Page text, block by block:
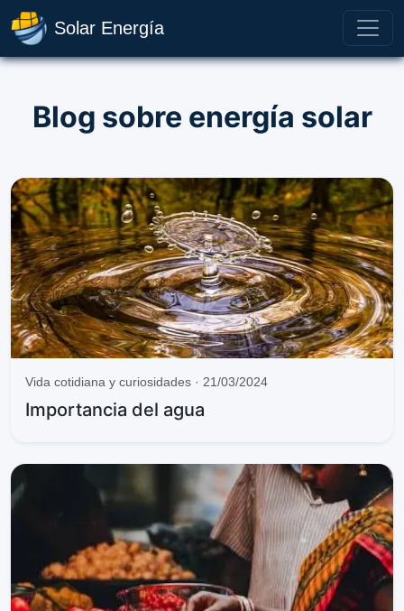
Solar Energía
Blog sobre energía solar
Vida cotidiana y curiosidades · 21/03/2024
Importancia del agua